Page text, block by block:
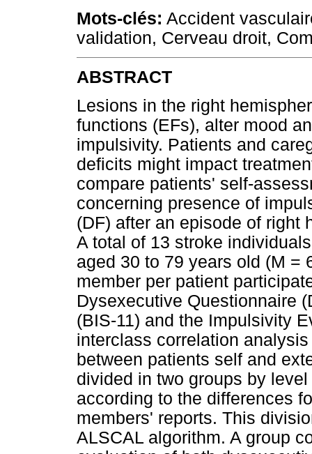
Mots-clés: Accident
validation, Cerveau droit,
ABSTRACT
Lesions in the right
functions (EFs), alter mood
impulsivity. Patients and
deficits might impact
compare patients' self-
concerning presence of
(DF) after an episode of right
A total of 13 stroke
aged 30 to 79 years old (M =
member per patient
Dysexecutive Questionnaire
(BIS-11) and the Impulsivity
interclass correlation
between patients self and
divided in two groups by
according to the differences
members' reports. This
ALSCAL algorithm. A group